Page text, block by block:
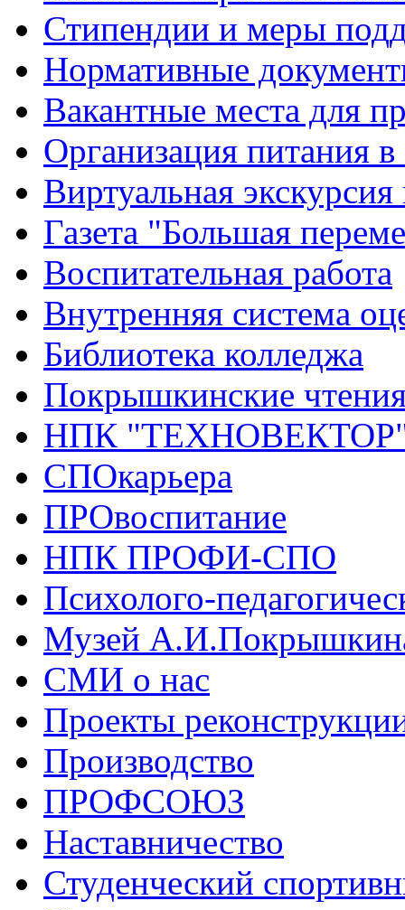
Стипендии и меры
Нормативные
Вакантные места для
Организация питания в
Виртуальная
Газета "Большая
Воспитательная работа
Внутренняя система
Библиотека колледжа
Покрышкинские
НПК
СПОкарьера
ПРОвоспитание
НПК ПРОФИ-СПО
Психолого-
Музей
СМИ о нас
Проекты
Производство
ПРОФСОЮЗ
Наставничество
Студенческий